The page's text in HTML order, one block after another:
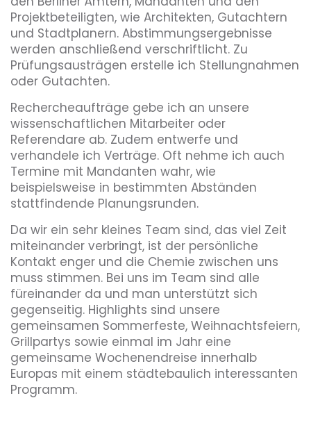
Projektbeteiligten, wie Architekten, Gutachtern
und Stadtplanern. Abstimmungsergebnisse
werden anschließend verschriftlicht. Zu
Prüfungsausträgen erstelle ich Stellungnahmen
oder Gutachten.
Rechercheaufträge gebe ich an unsere
wissenschaftlichen Mitarbeiter oder
Referendare ab. Zudem entwerfe und
verhandele ich Verträge. Oft nehme ich auch
Termine mit Mandanten wahr, wie
beispielsweise in bestimmten Abständen
stattfindende Planungsrunden.
Da wir ein sehr kleines Team sind, das viel Zeit
miteinander verbringt, ist der persönliche
Kontakt enger und die Chemie zwischen uns
muss stimmen. Bei uns im Team sind alle
füreinander da und man unterstützt sich
gegenseitig. Highlights sind unsere
gemeinsamen Sommerfeste, Weihnachtsfeiern,
Grillpartys sowie einmal im Jahr eine
gemeinsame Wochenendreise innerhalb
Europas mit einem städtebaulich interessanten
Programm.